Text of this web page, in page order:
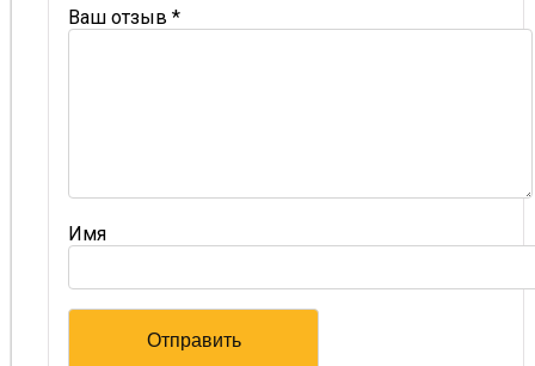
Ваш отзыв *
Имя